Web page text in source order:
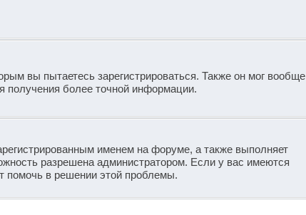
вы пытаетесь зарегистрироваться. Также он мог вообще
получения более точной информации.
именем на форуме, а также выполняет
разрешена администратором. Если у вас имеются
помочь в решении этой проблемы.